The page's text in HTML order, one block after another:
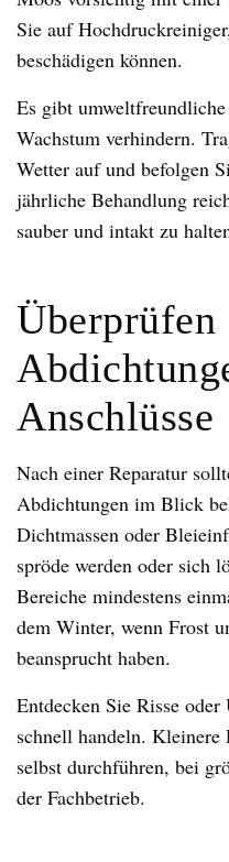
Sie auf
beschädigen können.
Es gibt
Wachstum verhindern.
Wetter auf und befolgen
jährliche Behandlung
sauber und intakt zu
Überprüfen
Anschlüsse
Nach einer Reparatur
Abdichtungen im Blick
Dichtmassen oder
spröde werden oder sich
Bereiche mindestens
dem Winter, wenn Frost
beansprucht haben.
Entdecken Sie Risse
schnell handeln. Kleinere
selbst durchführen, bei
der Fachbetrieb.